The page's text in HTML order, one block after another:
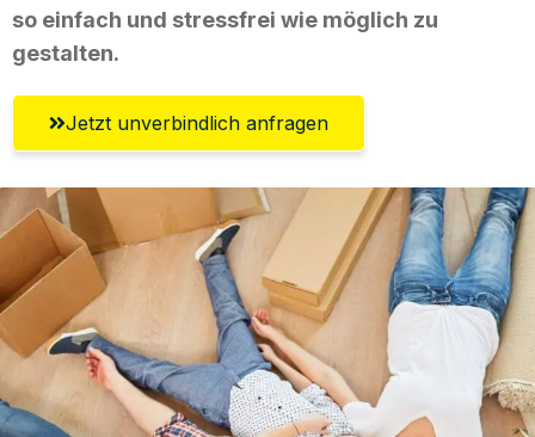
so einfach und stressfrei wie möglich zu
gestalten.
Jetzt unverbindlich anfragen